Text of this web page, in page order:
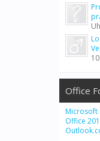
Office
Microsoft
Office